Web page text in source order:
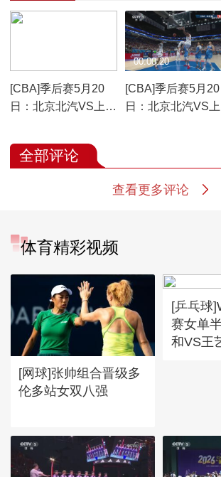
[CBA]季后赛5月20
日：北京北汽VS上海
[CBA]季后赛5月20
日：北京北汽VS
00:00:20
全部评论
查看更多评论
体育精彩视频
[网球]张帅组合晋级多
伦多站女双八强
[乒乓球
赛女单
和VS王